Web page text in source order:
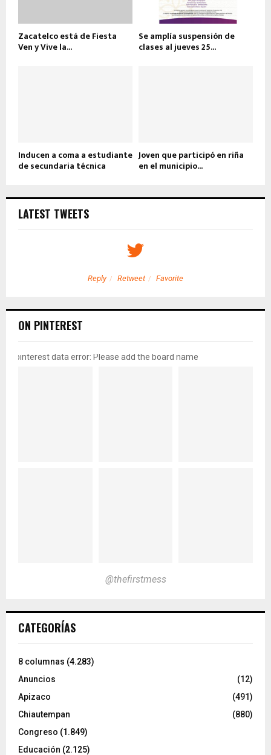
Zacatelco está de Fiesta
Ven y Vive la...
Se amplía suspensión de
clases al jueves 25...
Inducen a coma a estudiante
de secundaria técnica
Joven que participó en riña
en el municipio...
LATEST TWEETS
Reply Retweet Favorite
ON PINTEREST
pinterest data error: Please add the board name
@thefirstmess
CATEGORÍAS
8 columnas (4.283)
Anuncios
(12)
Apizaco
(491)
Chiautempan
(880)
Congreso (1.849)
Educación (2.125)